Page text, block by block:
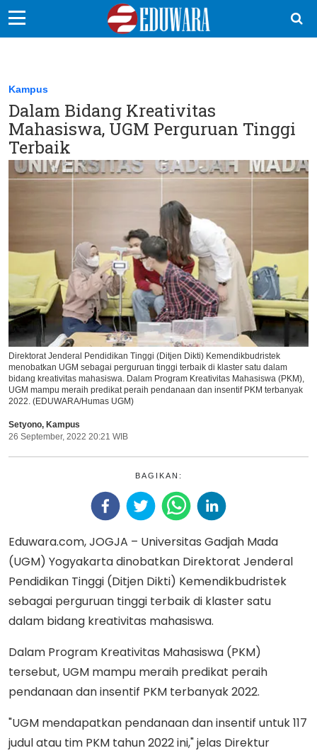
Sekolah Kita
Vokasi
Kampus
Idea
Ikuti Kami di:
Kampus
Dalam Bidang Kreativitas
Mahasiswa, UGM Perguruan Tinggi
Terbaik
Direktorat Jenderal Pendidikan Tinggi (Ditjen Dikti) Kemendikbudristek
menobatkan UGM sebagai perguruan tinggi terbaik di klaster satu dalam
bidang kreativitas mahasiswa. Dalam Program Kreativitas Mahasiswa (PKM),
UGM mampu meraih predikat peraih pendanaan dan insentif PKM terbanyak
2022. (EDUWARA/Humas UGM)
Setyono, Kampus
26 September, 2022 20:21 WIB
BAGIKAN:
Eduwara.com, JOGJA – Universitas Gadjah Mada
(UGM) Yogyakarta dinobatkan Direktorat Jenderal
Pendidikan Tinggi (Ditjen Dikti) Kemendikbudristek
sebagai perguruan tinggi terbaik di klaster satu
dalam bidang kreativitas mahasiswa.
Dalam Program Kreativitas Mahasiswa (PKM)
tersebut, UGM mampu meraih predikat peraih
pendanaan dan insentif PKM terbanyak 2022.
"UGM mendapatkan pendanaan dan insentif untuk 117
judul atau tim PKM tahun 2022 ini," jelas Direktur